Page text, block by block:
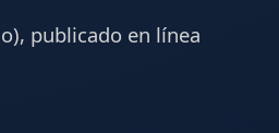
publicado en línea